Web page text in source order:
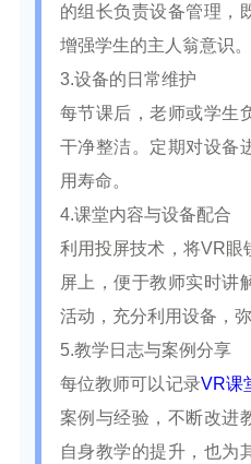
的组长负责设备管理，
增强学生的主人翁意识。
3.设备的日常维护
每节课后，老师或学生
干净整洁。定期对设备
用寿命。
4.课堂内容与设备配合
利用投屏技术，将VR眼
屏上，便于教师实时讲
活动，充分利用设备，
5.教学日志与案例分享
每位教师可以记录VR课
案例与经验，不断改进
自身教学的提升，也为